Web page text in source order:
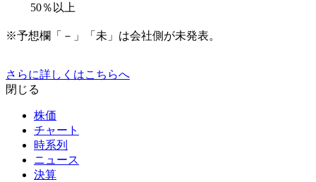
50％以上
※予想欄「－」「未」は会社側が未発表。
さらに詳しくはこちらへ
閉じる
株価
チャート
時系列
ニュース
決算